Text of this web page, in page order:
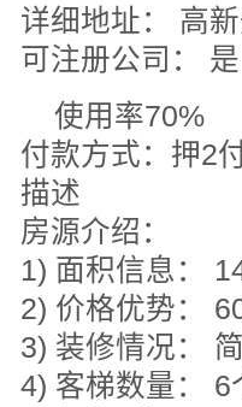
详细地址： 高
可注册公司：
使用率70%
付款方式：押2
描述
房源介绍：
1) 面积信息：
2) 价格优势：
3) 装修情况：
4) 客梯数量： 6